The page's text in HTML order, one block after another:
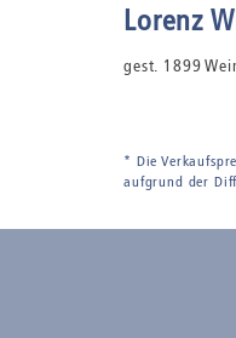
Lorenz
gest. 1899
* Die
aufgrund der